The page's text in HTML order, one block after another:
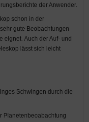
der Anwender.
schon in der
gute Beobachtungen
eignet. Auch der Auf- und
lässt sich leicht
Schwingen durch die
Planetenbeoabachtung